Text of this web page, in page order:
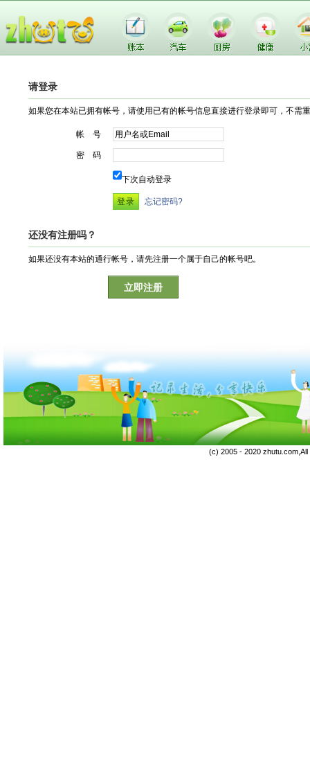
请登录
如果您在本站已拥有帐号，请使用已有的帐号信息直接进行登录即可，不需
帐 号
密 码
下次自动登录
忘记密码?
还没有注册吗？
如果还没有本站的通行帐号，请先注册一个属于自己的帐号吧。
立即注册
(c) 2005 - 2020